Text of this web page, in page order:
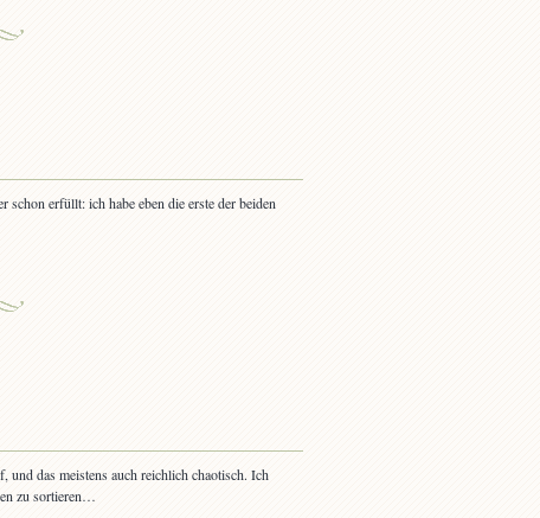
erfüllt: ich habe eben die erste der beiden
das meistens auch reichlich chaotisch. Ich
zu sortieren…